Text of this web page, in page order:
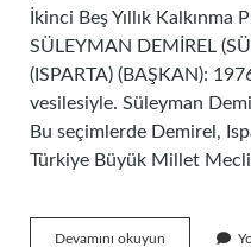
İkinci Beş Yıllık Kalkınma
SÜLEYMAN DEMİREL
(ISPARTA) (BAŞKAN):
vesilesiyle. Süleyman
Bu seçimlerde Demirel,
Türkiye Büyük Millet
Devamını okuyun